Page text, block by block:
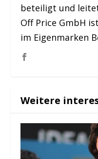
beteiligt und
Off Price GmbH
im Eigenmarken
Weitere